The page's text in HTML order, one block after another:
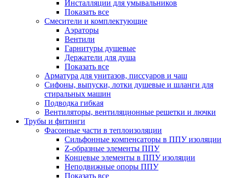
Инсталляции для умывальников
Показать все
Смесители и комплектующие
Аэраторы
Вентили
Гарнитуры душевые
Держатели для душа
Показать все
Арматура для унитазов, писсуаров и чаш
Сифоны, выпуски, лотки душевые и шланги для
стиральных машин
Подводка гибкая
Вентиляторы, вентиляционные решетки и лючки
Трубы и фитинги
Фасонные части в теплоизоляции
Cильфонные компенсаторы в ППУ изоляции
Z-образные элементы ППУ
Концевые элементы в ППУ изоляции
Неподвижные опоры ППУ
Показать все